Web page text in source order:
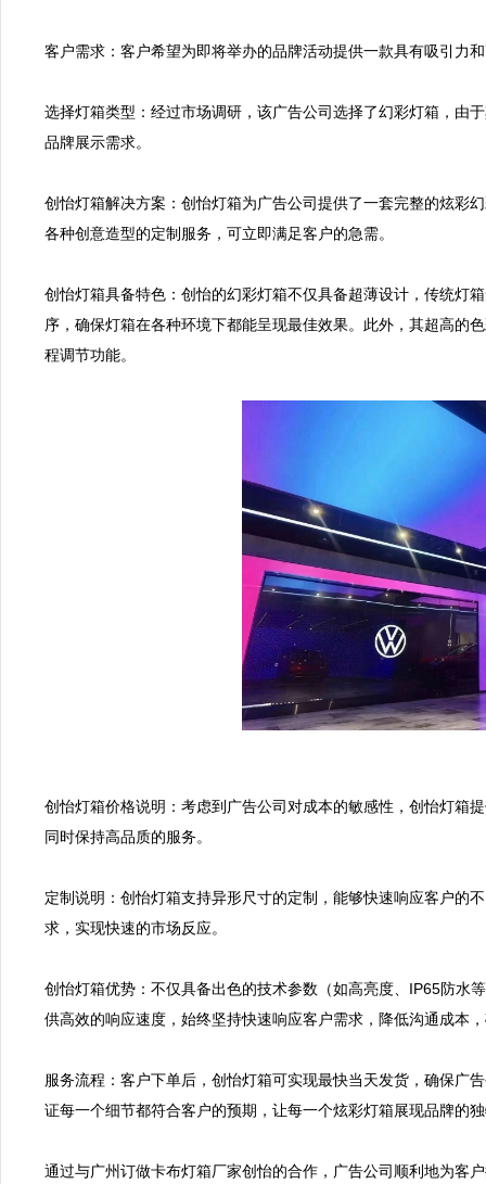
客户需求：客户希望为即将举办的品牌活动提供一款具有吸引力
选择灯箱类型：经过市场调研，该广告公司选择了幻彩灯箱，由
品牌展示需求。
创怡灯箱解决方案：创怡灯箱为广告公司提供了一套完整的炫彩
各种创意造型的定制服务，可立即满足客户的急需。
创怡灯箱具备特色：创怡的幻彩灯箱不仅具备超薄设计，传统灯
序，确保灯箱在各种环境下都能呈现最佳效果。此外，其超高的
程调节功能。
创怡灯箱价格说明：考虑到广告公司对成本的敏感性，创怡灯箱
同时保持高品质的服务。
定制说明：创怡灯箱支持异形尺寸的定制，能够快速响应客户的
求，实现快速的市场反应。
创怡灯箱优势：不仅具备出色的技术参数（如高亮度、IP65防水
供高效的响应速度，始终坚持快速响应客户需求，降低沟通成本
服务流程：客户下单后，创怡灯箱可实现最快当天发货，确保广
证每一个细节都符合客户的预期，让每一个炫彩灯箱展现品牌的
通过与广州订做卡布灯箱厂家创怡的合作，广告公司顺利地为客